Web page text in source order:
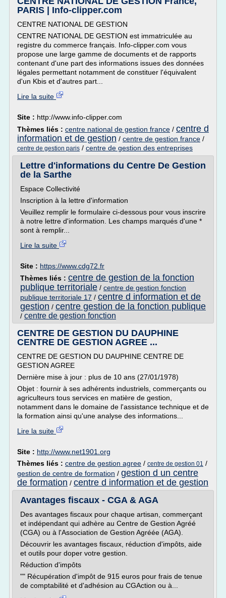
PARIS | Info-clipper.com
CENTRE NATIONAL DE GESTION
CENTRE NATIONAL DE GESTION est immatriculée au
registre du commerce français. Info-clipper.com vous
propose une large gamme de documents et de rapports
contenant d'une part des informations issues des données
légales permettant notamment de constituer l'équivalent
d'un Kbis et d'autres part...
Lire la suite
Site : http://www.info-clipper.com
Thèmes liés : centre national de gestion france / centre d
information et de gestion / centre de gestion france /
centre de gestion paris / centre de gestion des entreprises
Lettre d'informations du Centre De Gestion
de la Sarthe
Espace Collectivité
Inscription à la lettre d'information
Veuillez remplir le formulaire ci-dessous pour vous inscrire
à notre lettre d'information. Les champs marqués d'une *
sont à remplir...
Lire la suite
Site : https://www.cdg72.fr
Thèmes liés : centre de gestion de la fonction
publique territoriale / centre de gestion fonction
publique territoriale 17 / centre d information et de
gestion / centre gestion de la fonction publique
/ centre de gestion fonction
CENTRE DE GESTION DU DAUPHINE
CENTRE DE GESTION AGREE ...
CENTRE DE GESTION DU DAUPHINE CENTRE DE
GESTION AGREE
Dernière mise à jour : plus de 10 ans (27/01/1978)
Objet : fournir à ses adhérents industriels, commerçants ou
agriculteurs tous services en matière de gestion,
notamment dans le domaine de l'assistance technique et de
la formation ainsi qu'une analyse des informations...
Lire la suite
Site : http://www.net1901.org
Thèmes liés : centre de gestion agree / centre de gestion 01 /
gestion de centre de formation / gestion d un centre
de formation / centre d information et de gestion
Avantages fiscaux - CGA & AGA
Des avantages fiscaux pour chaque artisan, commerçant
et indépendant qui adhère au Centre de Gestion Agréé
(CGA) ou à l'Association de Gestion Agréée (AGA).
Découvrir les avantages fiscaux, réduction d'impôts, aide
et outils pour doper votre gestion.
Réduction d'impôts
"" Récupération d'impôt de 915 euros pour frais de tenue
de comptabilité et d'adhésion au CGAction ou à...